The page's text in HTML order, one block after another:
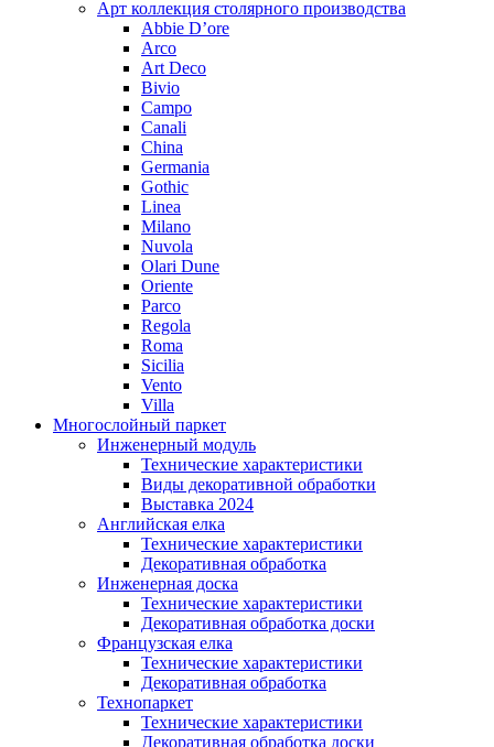
Арт коллекция столярного производства
Abbie D’ore
Arco
Art Deco
Bivio
Campo
Canali
China
Germania
Gothic
Linea
Milano
Nuvola
Olari Dune
Oriente
Parco
Regola
Roma
Sicilia
Vento
Villa
Многослойный паркет
Инженерный модуль
Технические характеристики
Виды декоративной обработки
Выставка 2024
Английская елка
Технические характеристики
Декоративная обработка
Инженерная доска
Технические характеристики
Декоративная обработка доски
Французская елка
Технические характеристики
Декоративная обработка
Технопаркет
Технические характеристики
Декоративная обработка доски